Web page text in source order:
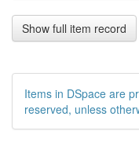
Show full item record
Items in DSpace are
reserved, unless